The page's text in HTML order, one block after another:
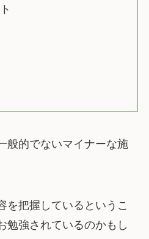
般的でないマイナーな施
を把握しているというこ
勉強されているのかもし